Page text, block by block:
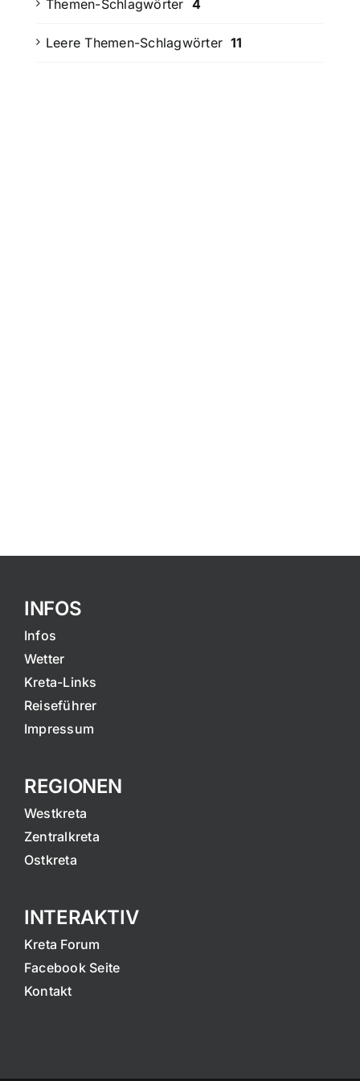
Themen-Schlagwörter 4
Leere Themen-Schlagwörter 11
INFOS
Infos
Wetter
Kreta-Links
Reiseführer
Impressum
REGIONEN
Westkreta
Zentralkreta
Ostkreta
INTERAKTIV
Kreta Forum
Facebook Seite
Kontakt